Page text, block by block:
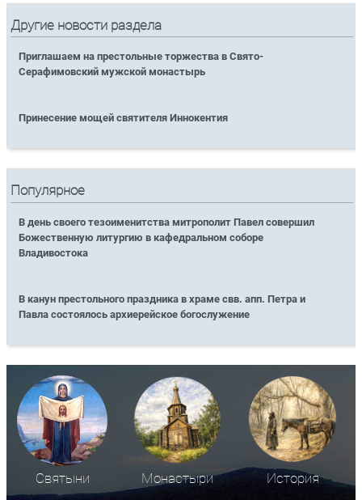
Другие новости раздела
Приглашаем на престольные торжества в Свято-
Серафимовский мужской монастырь
Принесение мощей святителя Иннокентия
Популярное
В день своего тезоименитства митрополит Павел совершил
Божественную литургию в кафедральном соборе
Владивостока
В канун престольного праздника в храме свв. апп. Петра и
Павла состоялось архиерейское богослужение
Святыни Монастыри История